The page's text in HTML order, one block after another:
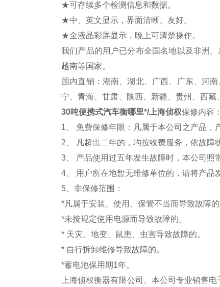
★可存续多个检测信息和数据。
★中、英文显示，界面清晰、友好。
★全液晶彩屏显示，晚上可清楚操作。
我们产品的用户已分布全国名地以及非洲
越南等国家。
国内直销：湖南、湖北、广西、广东、河
宁、青海、甘肃、陕西、新疆、贵州、西藏
30吨便携式汽车衡哪里*/上海侦权保修内容：
1 、 免费保修年限：凡属于本公司之产品
2、 凡超出二年的，均按收费服务，依故障
3、 产品使用过五年发生故障时，本公司照
4、 用户所在地暂无维修单位的，请将产品
5、非保修范围：
*凡属于安装、使用、保管不当而导致故障的
*未按规定使用电源而导致故障的。
* 天灾、地变、鼠患、虫害导致故障的。
* 自行拆卸维修导致故障的。
*蓄电池保用期1年。
上海侦权衡器有限公司、本公司专业销售